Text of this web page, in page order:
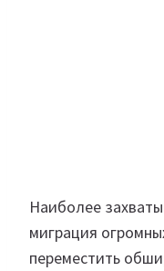
Наиболее
миграция
переместить